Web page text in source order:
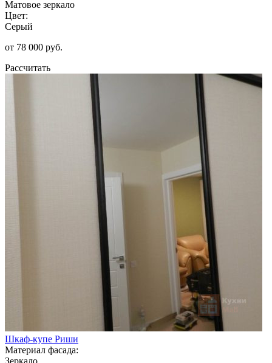
Матовое зеркало
Цвет:
Серый
от 78 000 руб.
Рассчитать
Шкаф-купе Риши
Материал фасада:
Зеркало